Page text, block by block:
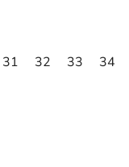
31 32 33 34